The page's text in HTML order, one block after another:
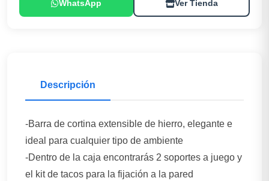
WhatsApp Ver Tienda
Descripción
-Barra de cortina extensible de hierro, elegante e
ideal para cualquier tipo de ambiente
-Dentro de la caja encontrarás 2 soportes a juego y
el kit de tacos para la fijación a la pared